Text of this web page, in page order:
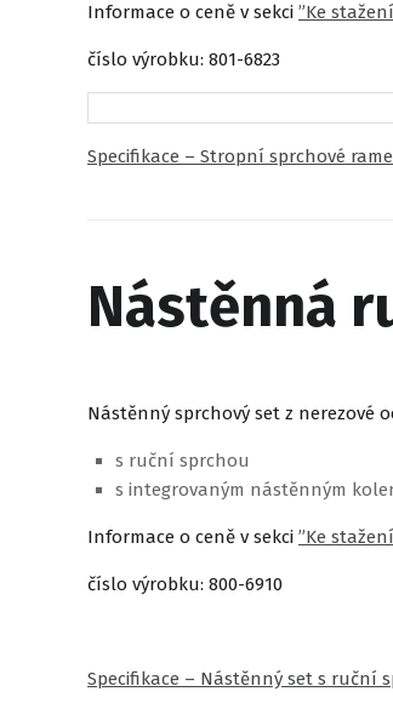
Informace o ceně v sekci ”Ke
číslo výrobku: 801-6823
Specifikace – Stropní sprchové
Nástěnná
Nástěnný sprchový set z nerezové
s ruční sprchou
s integrovaným nástěnným
Informace o ceně v sekci ”Ke
číslo výrobku: 800-6910
Specifikace – Nástěnný set s ruční